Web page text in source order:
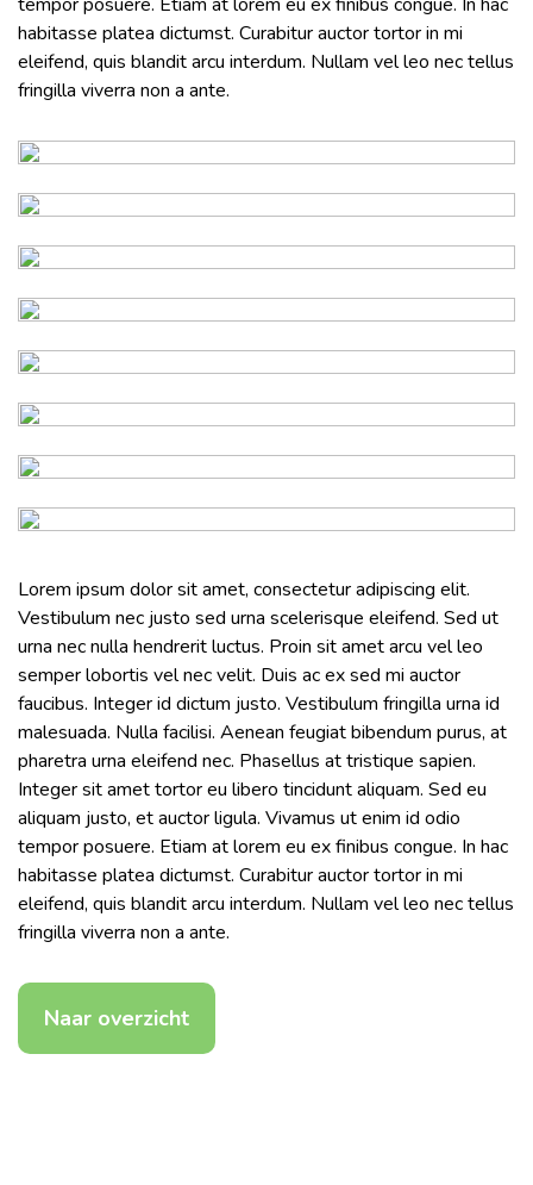
habitasse platea dictumst. Curabitur auctor tortor in mi
eleifend, quis blandit arcu interdum. Nullam vel leo nec tellus
fringilla viverra non a ante.
Lorem ipsum dolor sit amet, consectetur adipiscing elit.
Vestibulum nec justo sed urna scelerisque eleifend. Sed ut
urna nec nulla hendrerit luctus. Proin sit amet arcu vel leo
semper lobortis vel nec velit. Duis ac ex sed mi auctor
faucibus. Integer id dictum justo. Vestibulum fringilla urna id
malesuada. Nulla facilisi. Aenean feugiat bibendum purus, at
pharetra urna eleifend nec. Phasellus at tristique sapien.
Integer sit amet tortor eu libero tincidunt aliquam. Sed eu
aliquam justo, et auctor ligula. Vivamus ut enim id odio
tempor posuere. Etiam at lorem eu ex finibus congue. In hac
habitasse platea dictumst. Curabitur auctor tortor in mi
eleifend, quis blandit arcu interdum. Nullam vel leo nec tellus
fringilla viverra non a ante.
Naar overzicht